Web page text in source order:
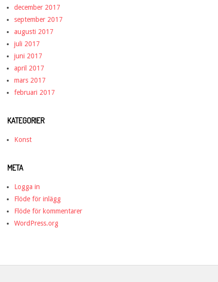
december 2017
september 2017
augusti 2017
juli 2017
juni 2017
april 2017
mars 2017
februari 2017
KATEGORIER
Konst
META
Logga in
Flöde för inlägg
Flöde för kommentarer
WordPress.org